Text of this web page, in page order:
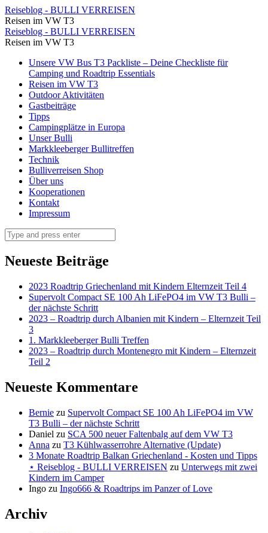
Fischmarkt
Bergen
⋆
Reiseblog
BULLI
VERREISEN
Reiseblog - BULLI VERREISEN
Reisen im VW T3
Fischmarkt
Bergen
Reiseblog
BULLI
VERREISEN
Reiseblog - BULLI VERREISEN
Reisen im VW T3
Skip
content
Unsere VW Bus T3 Packliste – Deine Checkliste für
Camping und Roadtrip Essentials
Reisen im VW T3
Outdoor Aktivitäten
Gastbeiträge
Tipps
Campingplätze in Europa
Unser Bulli
Markkleeberger Bullitreffen
Technik
Bulliverreisen Shop
Über uns
Kooperationen
Kontakt
Impressum
Search
Neueste Beiträge
2023 Roadtrip Griechenland mit Kindern Elternzeit Teil 4
Supervolt Compact SE 100 Ah LiFePO4 im VW T3 Bulli –
der nächste Schritt
2023 – Roadtrip durch Albanien mit Kindern – Elternzeit Teil
3
1. Markkleeberger Bulli Treffen
2023 – Roadtrip durch Montenegro mit Kindern – Elternzeit
Teil 2
Neueste Kommentare
Bernie zu Supervolt Compact SE 100 Ah LiFePO4 im VW
T3 Bulli – der nächste Schritt
Daniel zu SCA 500 neuer Faltenbalg auf dem VW T3
Anna zu T3 Kühlwasserrohre Alternative (Update)
3 Monate Roadtrip Balkan Griechenland - Kosten und Tipps
⋆ Reiseblog - BULLI VERREISEN zu Unterwegs mit zwei
Kindern im Camper
Ingo zu Ingo666 & Roadtrips im Panzer of Love
Archiv